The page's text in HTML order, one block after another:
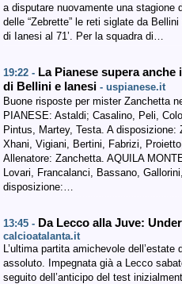
a disputare nuovamente una
delle “Zebrette” le reti siglate da
di Ianesi al 71’. Per la squadra di…
19:22 - La Pianese supera
di Bellini e Ianesi - uspianese.it
Buone risposte per mister Zanchetta
PIANESE: Astaldi; Casalino, Peli,
Pintus, Martey, Testa. A
Xhani, Vigiani, Bertini, Fabrizi,
Allenatore: Zanchetta. AQUILA
Lovari, Francalanci, Bassano,
disposizione:…
13:45 - Da Lecco alla Juve:
calcioatalanta.it
L’ultima partita amichevole
assoluto. Impegnata già a Lecco
seguito dell’anticipo del test